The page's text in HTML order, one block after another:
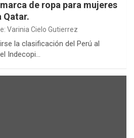
de ropa para mujeres
Qatar.
Varinia Cielo Gutierrez
la clasificación del Perú al
Indecopi…